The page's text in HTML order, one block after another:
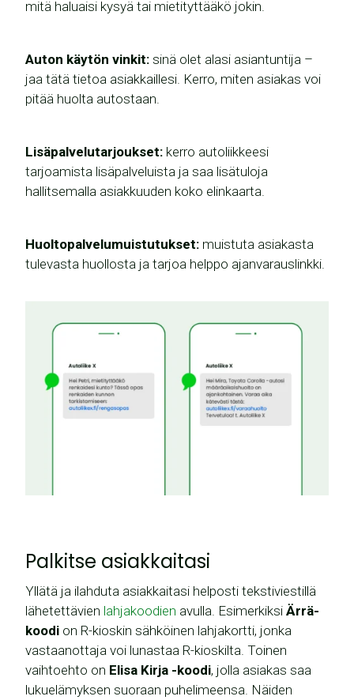
mitä haluaisi kysyä tai mietityttääkö jokin.
Auton käytön vinkit: sinä olet alasi asiantuntija –
jaa tätä tietoa asiakkaillesi. Kerro, miten asiakas voi
pitää huolta autostaan.
Lisäpalvelutarjoukset: kerro autoliikkeesi
tarjoamista lisäpalveluista ja saa lisätuloja
hallitsemalla asiakkuuden koko elinkaarta.
Huoltopalvelumuistutukset: muistuta asiakasta
tulevasta huollosta ja tarjoa helppo ajanvarauslinkki.
Palkitse asiakkaitasi
Yllätä ja ilahduta asiakkaitasi helposti tekstiviestillä
lähetettävien lahjakoodien avulla. Esimerkiksi Ärrä-
koodi on R-kioskin sähköinen lahjakortti, jonka
vastaanottaja voi lunastaa R-kioskilta. Toinen
vaihtoehto on Elisa Kirja -koodi, jolla asiakas saa
lukuelämyksen suoraan puhelimeensa. Näiden